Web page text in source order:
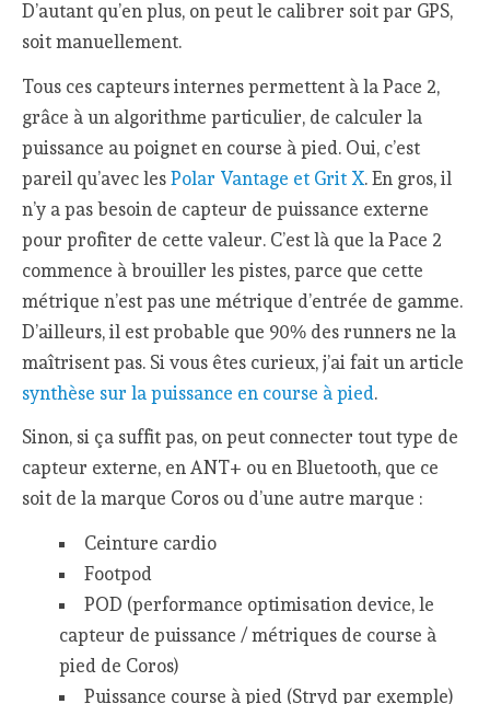
D’autant qu’en plus, on peut le calibrer soit par GPS,
soit manuellement.
Tous ces capteurs internes permettent à la Pace 2,
grâce à un algorithme particulier, de calculer la
puissance au poignet en course à pied. Oui, c’est
pareil qu’avec lesPolar Vantage et Grit X. En gros, il
n’y a pas besoin de capteur de puissance externe
pour profiter de cette valeur. C’est là que la Pace 2
commence à brouiller les pistes, parce que cette
métrique n’est pas une métrique d’entrée de gamme.
D’ailleurs, il est probable que 90% des runners ne la
maîtrisent pas. Si vous êtes curieux, j’ai fait un article
synthèse sur la puissance en course à pied.
Sinon, si ça suffit pas, on peut connecter tout type de
capteur externe, en ANT+ ou en Bluetooth, que ce
soit de la marque Coros ou d’une autre marque :
Ceinture cardio
Footpod
POD (performance optimisation device, le
capteur de puissance / métriques de course à
pied de Coros)
Puissance course à pied (Stryd par exemple)